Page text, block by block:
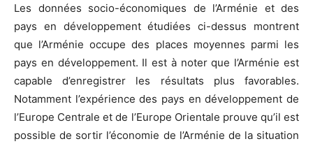
Les données socio-économiques de l’Arménie et des
pays en développement étudiées ci-dessus montrent
que l’Arménie occupe des places moyennes parmi les
pays en développement. Il est à noter que l’Arménie est
capable d’enregistrer les résultats plus favorables.
Notamment l’expérience des pays en développement de
l’Europe Centrale et de l’Europe Orientale prouve qu’il est
possible de sortir l’économie de l’Arménie de la situation